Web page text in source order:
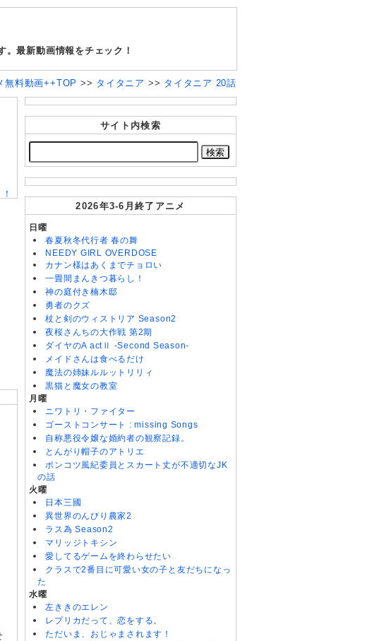
最新動画情報をチェック！
無料動画++TOP >> タイタニア >> タイタニア 20話
サイト内検索
2026年3-6月終了アニメ
日曜
春夏秋冬代行者 春の舞
NEEDY GIRL OVERDOSE
カナン様はあくまでチョロい
一畳間まんきつ暮らし！
神の庭付き楠木邸
勇者のクズ
杖と剣のウィストリア Season2
夜桜さんちの大作戦 第2期
ダイヤのA actⅡ -Second Season-
メイドさんは食べるだけ
魔法の姉妹ルルットリリィ
黒猫と魔女の教室
月曜
ニワトリ・ファイター
ゴーストコンサート : missing Songs
自称悪役令嬢な婚約者の観察記録。
とんがり帽子のアトリエ
ポンコツ風紀委員とスカート丈が不適切なJK
の話
火曜
日本三國
異世界のんびり農家2
ラス為 Season2
マリッジトキシン
愛してるゲームを終わらせたい
クラスで2番目に可愛い女の子と友だちになっ
た
水曜
左ききのエレン
レプリカだって、恋をする。
ただいま、おじゃまされます！